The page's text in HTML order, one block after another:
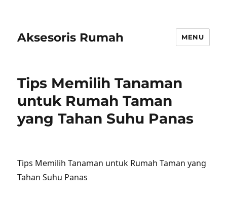
Aksesoris Rumah MENU
Tips Memilih Tanaman
untuk Rumah Taman
yang Tahan Suhu Panas
Tips Memilih Tanaman untuk Rumah Taman yang
Tahan Suhu Panas